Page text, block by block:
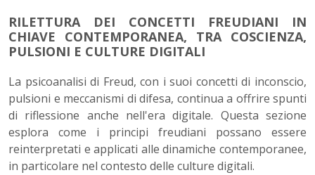
RILETTURA DEI CONCETTI FREUDIANI IN
CHIAVE CONTEMPORANEA, TRA COSCIENZA,
PULSIONI E CULTURE DIGITALI
La psicoanalisi di Freud, con i suoi concetti di inconscio,
pulsioni e meccanismi di difesa, continua a offrire spunti
di riflessione anche nell'era digitale. Questa sezione
esplora come i principi freudiani possano essere
reinterpretati e applicati alle dinamiche contemporanee,
in particolare nel contesto delle culture digitali.